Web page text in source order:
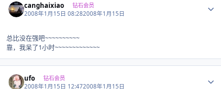
canghaixiao 钻石会员
2008年1月15日 08:282008年1月15日
总比没在强吧~~~~~~~~~~
靠，我呆了1小时~~~~~~~~~~~~~
ufo 钻石会员
2008年1月15日 12:472008年1月15日